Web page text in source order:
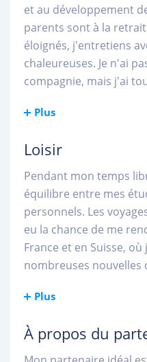
et au développement
parents sont à la
éloignés, j'entretiens
chaleureuses. Je n'ai
compagnie, mais j'ai
Plus
Loisir
Pendant mon temps
équilibre entre mes
personnels. Les
eu la chance de me
France et en Suisse,
nombreuses
Plus
À propos du